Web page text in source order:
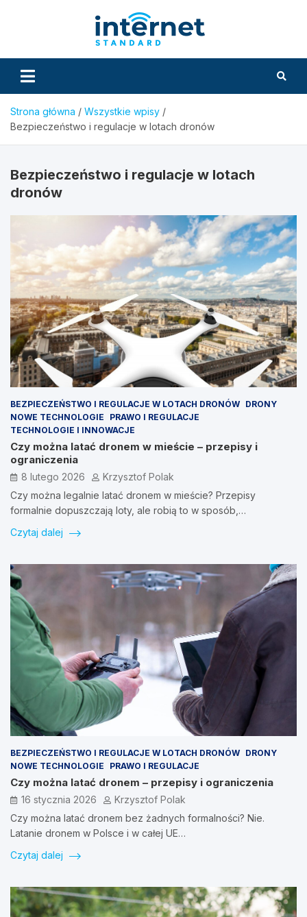
Strona główna
Wszystkie wpisy
Bezpieczeństwo i regulacje w lotach dronów
Bezpieczeństwo i regulacje w lotach
dronów
BEZPIECZEŃSTWO I REGULACJE W LOTACH DRONÓW DRONY
NOWE TECHNOLOGIE
PRAWO I REGULACJE
TECHNOLOGIE I INNOWACJE
Czy można latać dronem w mieście – przepisy i
ograniczenia
8 lutego 2026
Krzysztof Polak
Czy można legalnie latać dronem w mieście? Przepisy
formalnie dopuszczają loty, ale robią to w sposób,…
Czytaj dalej
BEZPIECZEŃSTWO I REGULACJE W LOTACH DRONÓW DRONY
NOWE TECHNOLOGIE
PRAWO I REGULACJE
Czy można latać dronem – przepisy i ograniczenia
16 stycznia 2026
Krzysztof Polak
Czy można latać dronem bez żadnych formalności? Nie.
Latanie dronem w Polsce i w całej UE…
Czytaj dalej